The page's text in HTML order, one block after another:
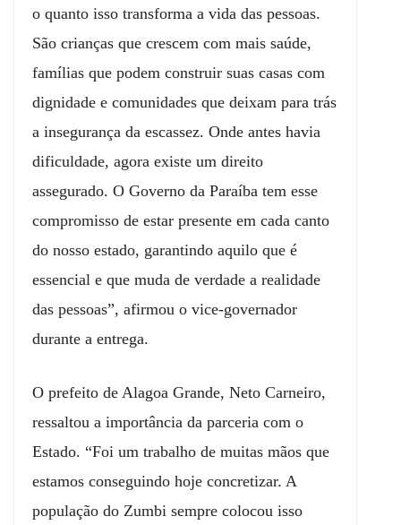
o quanto isso transforma a vida das pessoas.
São crianças que crescem com mais saúde,
famílias que podem construir suas casas com
dignidade e comunidades que deixam para trás
a insegurança da escassez. Onde antes havia
dificuldade, agora existe um direito
assegurado. O Governo da Paraíba tem esse
compromisso de estar presente em cada canto
do nosso estado, garantindo aquilo que é
essencial e que muda de verdade a realidade
das pessoas”, afirmou o vice-governador
durante a entrega.
O prefeito de Alagoa Grande, Neto Carneiro,
ressaltou a importância da parceria com o
Estado. “Foi um trabalho de muitas mãos que
estamos conseguindo hoje concretizar. A
população do Zumbi sempre colocou isso